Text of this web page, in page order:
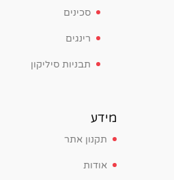
סכינים
רינגים
תבניות סיליקון
מידע
תקנון אתר
אודות